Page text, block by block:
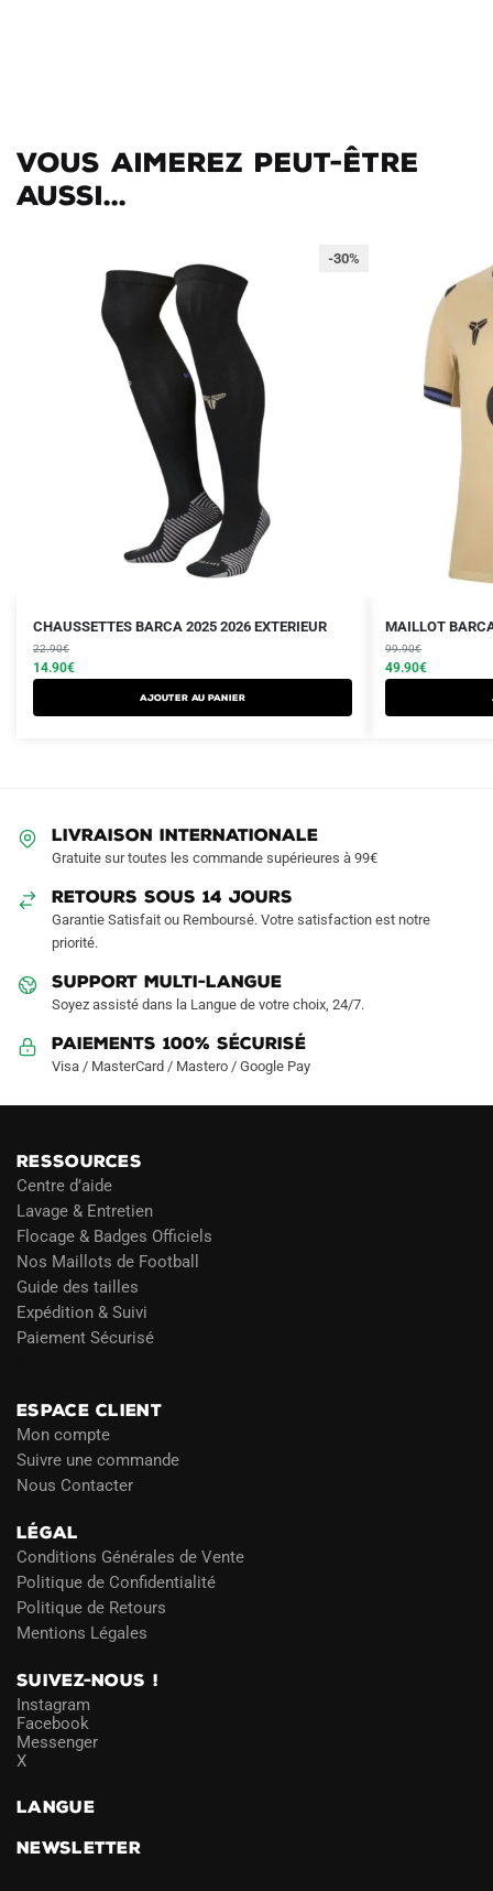
Vous aimerez peut-être
aussi...
-30%
CHAUSSETTES BARCA 2025 2026 EXTERIEUR
22.90€
Le
prix
initial
était :
14.90€
Le
prix
actuel
est :
Ajouter au panier
MAILLOT
99.90€
Le
prix
initial
était :
49.90€
Le
prix
actuel
est :
Ce
produit
a
la
LIVRAISON INTERNATIONALE
Gratuite sur toutes les commande supérieures à 99€
RETOURS SOUS 14 JOURS
Garantie Satisfait ou Remboursé. Votre satisfaction est notre
priorité.
SUPPORT MULTI-LANGUE
Soyez assisté dans la Langue de votre choix, 24/7.
Paiements 100% Sécurisé
Visa / MasterCard / Mastero / Google Pay
RESSOURCES
Centre d’aide
Lavage & Entretien
Flocage & Badges Officiels
Nos Maillots de Football
Guide des tailles
Expédition & Suivi
Paiement Sécurisé
ESPACE CLIENT
Mon compte
Suivre une commande
Nous Contacter
LÉGAL
Conditions Générales de Vente
Politique de Confidentialité
Politique de Retours
Mentions Légales
SUIVEZ-NOUS !
Instagram
Facebook
Messenger
X
LANGUE
NEWSLETTER